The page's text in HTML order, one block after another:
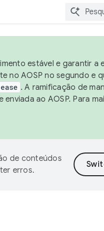
estável e garantir a
no AOSP no segundo e
. A ramificação de
ao AOSP. Para
de conteúdos
erros.